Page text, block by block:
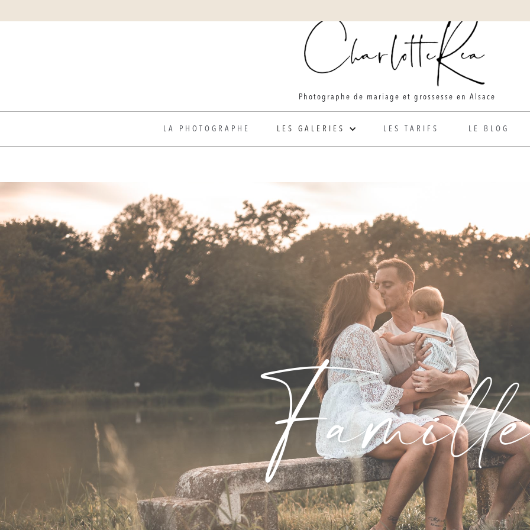
Photographe de mariage et grossesse en Alsace
LA PHOTOGRAPHE LES GALERIES LES TARIFS LE BLOG